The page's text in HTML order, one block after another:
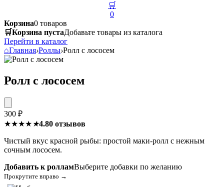
🛒
0
Корзина0 товаров
🛒Корзина пустаДобавьте товары из каталога
Перейти в каталог
⌂Главная›Роллы›Ролл с лососем
Ролл с лососем
300 ₽
★★★★ ★4.80 отзывов
Чистый вкус красной рыбы: простой маки-ролл с нежным
сочным лососем.
Добавить к ролламВыберите добавки по желанию
Прокрутите вправо →